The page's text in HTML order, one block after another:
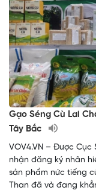
Gạo Séng Cù Lai
Tây Bắc
VOV4.VN – Được
nhận đăng ký nhãn
sản phẩm nức tiếng
Than đã và đang